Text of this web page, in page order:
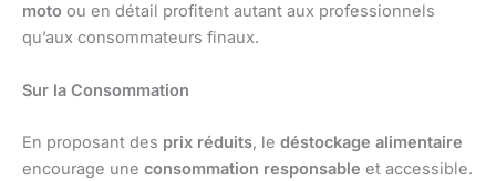
moto ou en détail profitent autant aux professionnels
qu’aux consommateurs finaux.
Sur la Consommation
En proposant des prix réduits, le déstockage alimentaire
encourage une consommation responsable et accessible.